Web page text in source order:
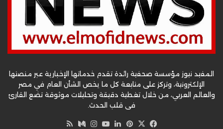
المفيد نيوز مؤسسة صحفية رائدة تقدم خدماتها الإخبارية عبر منصتها
الإلكترونية، وتركز على متابعة كل ما يخص الشأن العام في مصر
والعالم العربي، من خلال تغطية دقيقة وتحليلات موثوقة تضع القارئ
في قلب الحدث.
فيسبوك
‫X بينتيريست
لينكدإن‫YouTube
انستقرام
وسط